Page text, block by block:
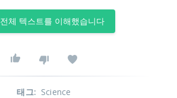
전체 텍스트를 이해했습니다
태그: Science